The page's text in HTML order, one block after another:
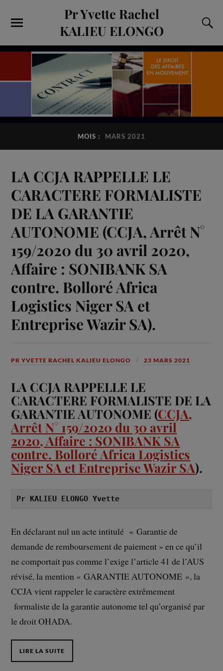
Pr Yvette Rachel
KALIEU ELONGO
MOIS : MARS 2021
LA CCJA RAPPELLE LE
CARACTERE FORMALISTE
DE LA GARANTIE
AUTONOME (CCJA, Arrêt N°
159/2020 du 30 avril 2020,
Affaire : SONIBANK SA
contre. Bolloré Africa
Logistics Niger SA et
Entreprise Wazir SA).
PR YVETTE RACHEL KALIEU ELONGO 23 MARS 2021
LA CCJA RAPPELLE LE
CARACTERE FORMALISTE DE LA
GARANTIE AUTONOME (CCJA,
Arrêt N° 159/2020 du 30 avril
2020, Affaire : SONIBANK SA
contre. Bolloré Africa Logistics
Niger SA et Entreprise Wazir SA).
Pr KALIEU ELONGO Yvette
En déclarant nul un acte intitulé « Garantie de
demande de remboursement de paiement » en ce qu’il
ne comportait pas comme l’exige l’article 41 de l’AUS
révisé, la mention « GARANTIE AUTONOME », la
CCJA vient rappeler le caractère extrêmement
formaliste de la garantie autonome tel qu’organisé par
le droit OHADA.
LIRE LA SUITE